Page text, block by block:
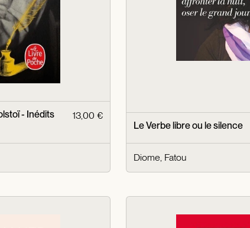
- Inédits
13,00 €
Le Verbe libre ou le silence
Diome, Fatou